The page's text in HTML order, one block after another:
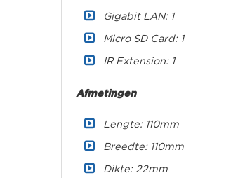
Gigabit LAN: 1
Micro SD Card: 1
IR Extension: 1
Afmetingen
Lengte: 110mm
Breedte: 110mm
Dikte: 22mm